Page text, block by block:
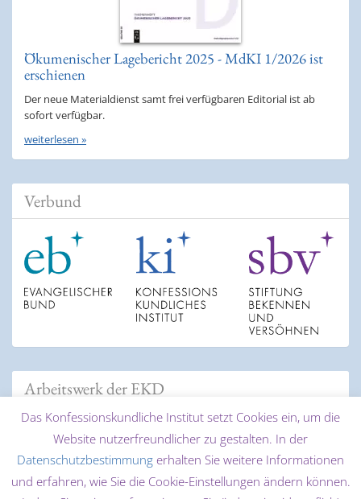
Ökumenischer Lagebericht 2025 - MdKI 1/2026 ist
erschienen
Der neue Materialdienst samt frei verfügbaren Editorial ist ab
sofort verfügbar.
weiterlesen »
Verbund
Arbeitswerk der EKD
Das Konfessionskundliche Institut setzt Cookies ein, um die
Website nutzerfreundlicher zu gestalten. In der
Datenschutzbestimmung erhalten Sie weitere Informationen
und erfahren, wie Sie die Cookie-Einstellungen ändern können.